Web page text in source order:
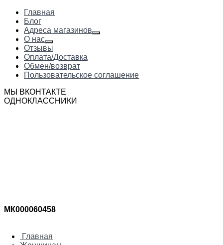
Главная
Блог
Адреса магазинов
О нас
Отзывы
Оплата/Доставка
Обмен/возврат
Пользовательское соглашение
МЫ ВКОНТАКТЕ
ОДНОКЛАССНИКИ
МК000060458
Главная